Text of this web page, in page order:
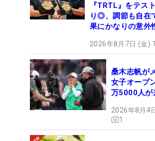
『TRTL』をテス
り◎、調節も自在
果にかなりの意外
2026年8月7日 (金)
桑木志帆が
女子オープ
万5000人が
2026年8月4
1